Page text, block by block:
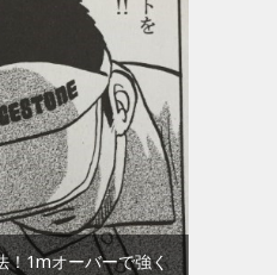
！1mオーバーで強く